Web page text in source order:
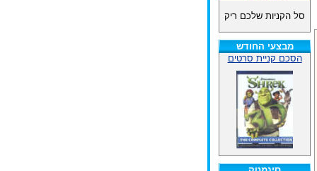
סל הקניות שלכם ריק
מבצעי החודש
הסכם קניית סרטים